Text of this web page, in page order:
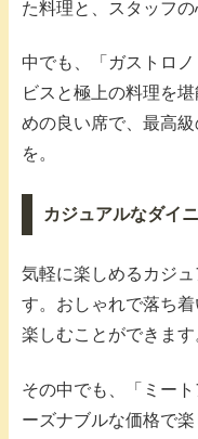
た料理と、スタッフ
中でも、「ガストロ
ビスと極上の料理を
めの良い席で、最高
を。
カジュアルなダイ
気軽に楽しめるカジ
す。おしゃれで落ち
楽しむことができます
その中でも、「ミー
ーズナブルな価格で